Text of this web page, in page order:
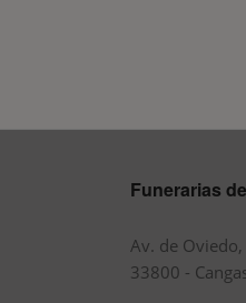
Funerarias
Av. de
33800 -